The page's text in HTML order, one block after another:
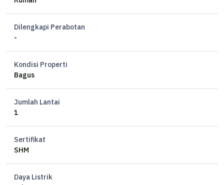
》KT = 3 , KM = 3
Harga 1,6 M (Khusus bulan ini)
(3D03EB)
Dilengkapi Perabotan
-
Kondisi Properti
Bagus
Jumlah Lantai
1
Sertifikat
SHM
Daya Listrik